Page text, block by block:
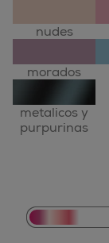
nudes
morados
metalicos y
purpurinas